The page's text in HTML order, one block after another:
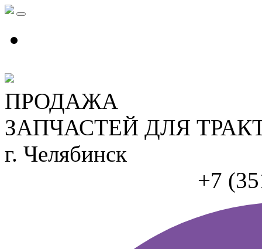
ПРОДАЖА
ЗАПЧАСТЕЙ ДЛЯ
г. Челябинск
+7